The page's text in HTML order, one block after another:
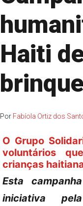
Haiti
Por Fabíola Ortiz dos
O Grupo
voluntários
crianças
Esta
iniciativa